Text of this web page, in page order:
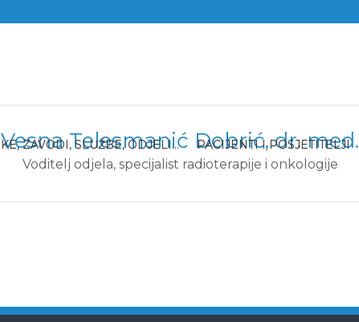
ZAVODI, SLUŽBE, ODJELI… PACIJENTI I POSJETITELJI
Vesna Telesmanić Dobrić, dr. med.
Voditelj odjela, specijalist radioterapije i onkologije